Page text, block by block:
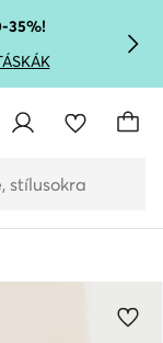
35%!
stílusokra